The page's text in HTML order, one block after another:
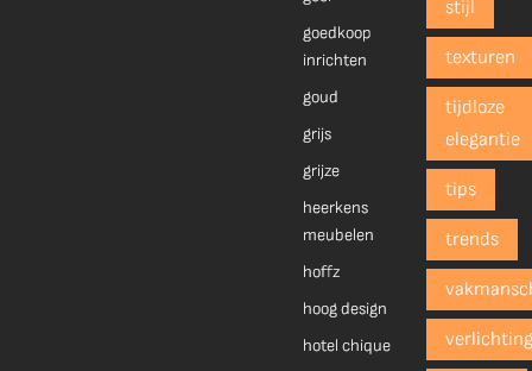
goedkoop
inrichten
goud
grijs
grijze
heerkens
meubelen
hoffz
hoog design
hotel chique
stijl
texturen
tijdloze
elegantie
tips
trends